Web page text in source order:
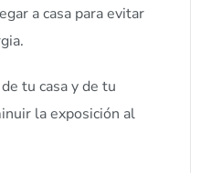
a casa para evitar
de tu casa y de tu
la exposición al